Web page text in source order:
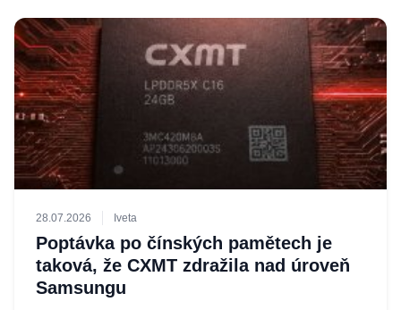
28.07.2026 Iveta
Poptávka po čínských pamětech je
taková, že CXMT zdražila nad úroveň
Samsungu